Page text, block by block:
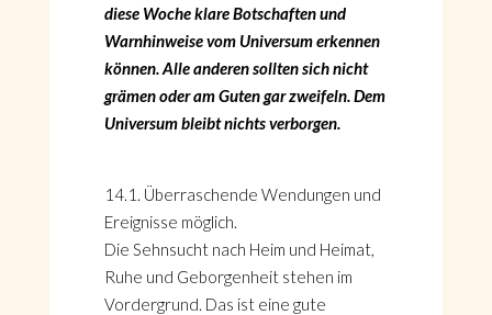
diese Woche klare Botschaften und
Warnhinweise vom Universum erkennen
können. Alle anderen sollten sich nicht
grämen oder am Guten gar zweifeln. Dem
Universum bleibt nichts verborgen.
14.1. Überraschende Wendungen und
Ereignisse möglich.
Die Sehnsucht nach Heim und Heimat,
Ruhe und Geborgenheit stehen im
Vordergrund. Das ist eine gute